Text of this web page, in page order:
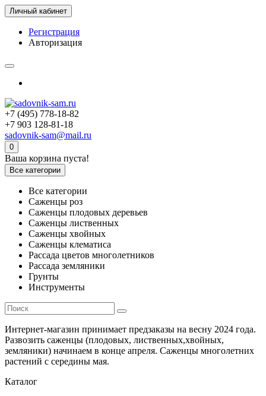
Личный кабинет
Регистрация
Авторизация
+7 (495) 778-18-82
+7 903 128-81-18
sadovnik-sam@mail.ru
0
Ваша корзина пуста!
Все категории
Все категории
Саженцы роз
Саженцы плодовых деревьев
Саженцы лиственных
Саженцы хвойных
Саженцы клематиса
Рассада цветов многолетников
Рассада земляники
Грунты
Инструменты
Интернет-магазин принимает предзаказы на весну 2024 года.
Развозить саженцы (плодовых, лиственных,хвойных,
земляники) начинаем в конце апреля. Саженцы многолетних
растений с середины мая.
Каталог